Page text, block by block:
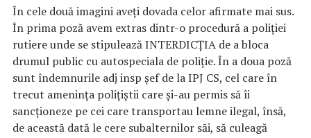
În cele două imagini aveți dovada celor afirmate mai sus.
În prima poză avem extras dintr-o procedură a poliției
rutiere unde se stipulează INTERDICȚIA de a bloca
drumul public cu autospeciala de poliție. În a doua poză
sunt îndemnurile adj insp șef de la IPJ CS, cel care în
trecut amenința polițiștii care și-au permis să îi
sancționeze pe cei care transportau lemne ilegal, însă,
de această dată le cere subalternilor săi, să culeagă